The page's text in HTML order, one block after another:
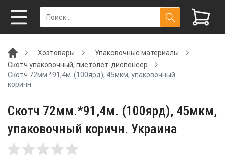
Хозтовары
Упаковочные материалы
Скотч упаковочный, пистолет-диспенсер
Скотч 72мм.*91,4м. (100ярд), 45мкм, упаковочный
коричн.
Скотч 72мм.*91,4м. (100ярд), 45мкм,
упаковочный коричн. Украина